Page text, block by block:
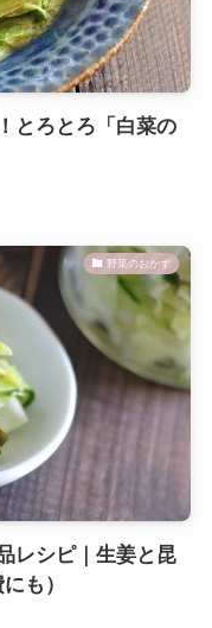
とろとろ「白菜の
野菜のおかず
レシピ｜生姜と昆
も）